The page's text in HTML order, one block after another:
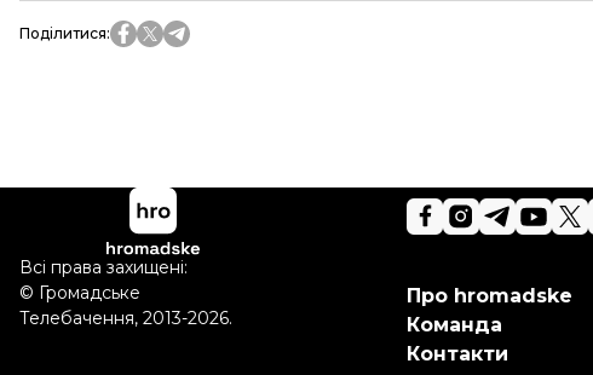
Поділитися:
Про hromadske
Команда
Контакти
Всі права захищені:
© Громадське
Телебачення, 2013-2026.